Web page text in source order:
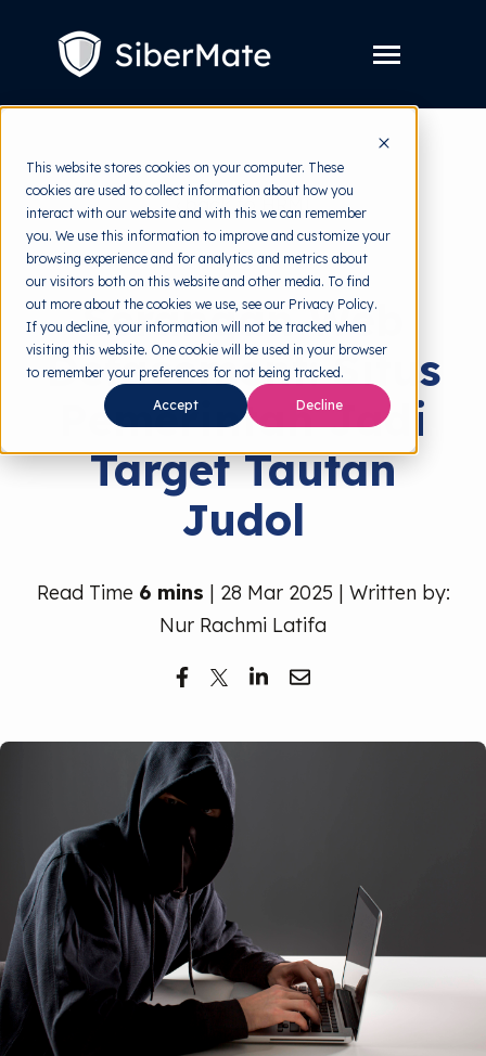
This website stores cookies on your computer. These
cookies are used to collect information about how you
interact with our website and with this we can remember
you. We use this information to improve and customize your
browsing experience and for analytics and metrics about
our visitors both on this website and other media. To find
out more about the cookies we use, see our Privacy Policy.
If you decline, your information will not be tracked when
visiting this website. One cookie will be used in your browser
to remember your preferences for not being tracked.
Accept Decline
Toggle
Layanan
children
for
Layanan
Harga
Resources
children
for
Resources
Tools Gratis
children
for
Tools
Gratis
Tentang
Coba Gratis
back to HRMI
Cyber Threats
Serangan Web
Defacement: Situs
Pemerintah Jadi
Target Tautan
Judol
Read Time 6 mins | 28 Mar 2025 | Written by:
Nur Rachmi Latifa